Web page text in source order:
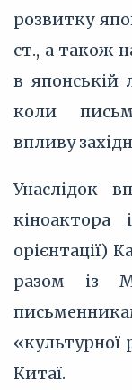
розвитку
ст., а також
в японській
коли
впливу
Унаслідок
кіноактора
орієнтації)
разом із
«культурної
Китаї.